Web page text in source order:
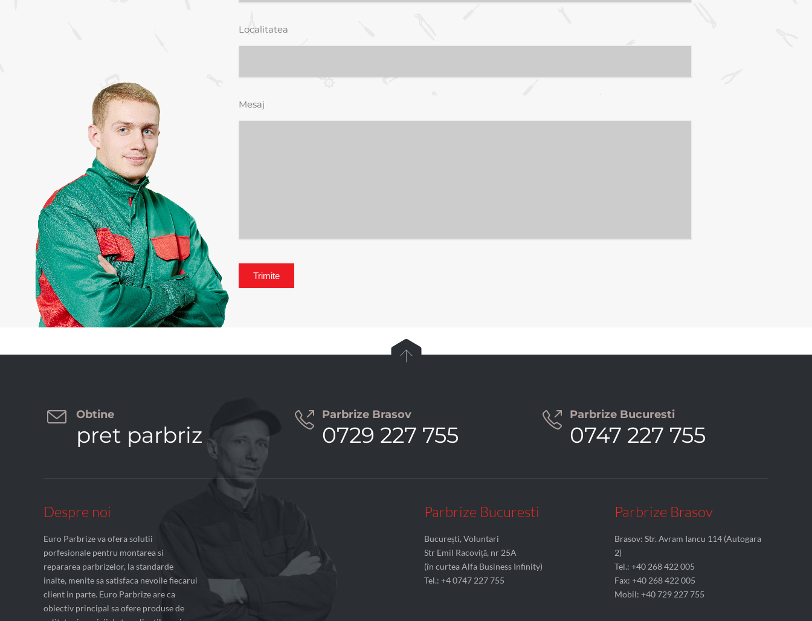
Localitatea
Mesaj

 Obtine
pret parbriz
 Parbrize Brasov
0729 227 755
 Parbrize Bucuresti
0747 227 755
Despre noi
Euro Parbrize va ofera solutii
porfesionale pentru montarea si
repararea parbrizelor, la standarde
inalte, menite sa satisfaca nevoile fiecarui
client in parte. Euro Parbrize are ca
obiectiv principal sa ofere produse de
Parbrize Bucuresti
București, Voluntari
Str Emil Racoviță, nr 25A
(în curtea Alfa Business Infinity)
Tel.: +4 0747 227 755
Parbrize Brasov
Brasov: Str. Avram Iancu 114 (Autogara
2)
Tel.: +40 268 422 005
Fax: +40 268 422 005
Mobil: +40 729 227 755